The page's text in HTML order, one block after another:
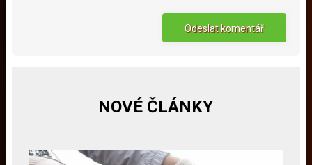
NOVÉ ČLÁNKY